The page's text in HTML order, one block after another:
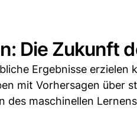
Die Zukunft
Ergebnisse erzielen
mit Vorhersagen über
des maschinellen